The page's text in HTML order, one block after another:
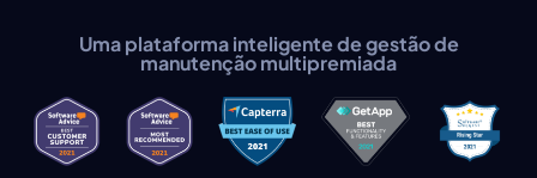
Uma plataforma inteligente de gestão de
manutenção multipremiada